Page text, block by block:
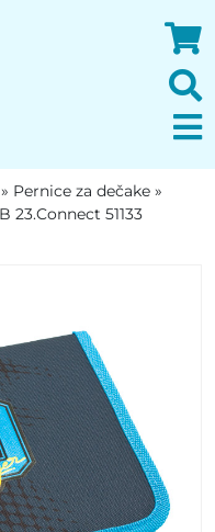
» Pernice za dečake »
23.Connect 51133